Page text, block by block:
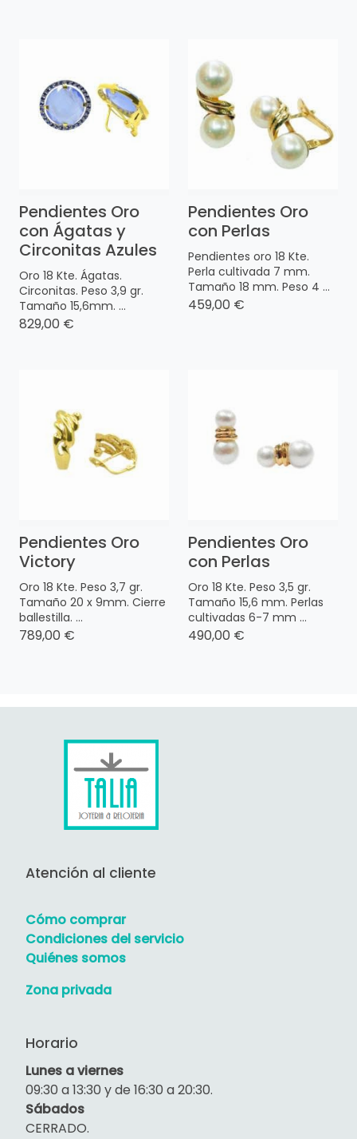
Pendientes Oro
con Ágatas y
Circonitas Azules
Oro 18 Kte. Ágatas.
Circonitas. Peso 3,9 gr.
Tamaño 15,6mm. ...
829,00 €
Pendientes Oro
con Perlas
Pendientes oro 18 Kte.
Perla cultivada 7 mm.
Tamaño 18 mm. Peso 4 ...
459,00 €
Pendientes Oro
Victory
Oro 18 Kte. Peso 3,7 gr.
Tamaño 20 x 9mm. Cierre
ballestilla. ...
789,00 €
Pendientes Oro
con Perlas
Oro 18 Kte. Peso 3,5 gr.
Tamaño 15,6 mm. Perlas
cultivadas 6-7 mm ...
490,00 €
Atención al cliente
Cómo comprar
Condiciones del servicio
Quiénes somos
Zona privada
Horario
Lunes a viernes
09:30 a 13:30 y de 16:30 a 20:30.
Sábados
CERRADO.